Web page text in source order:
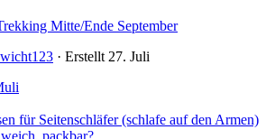
Mitte/Ende September
· Erstellt 27. Juli
für Seitenschläfer (schlafe auf den Armen)
packbar?